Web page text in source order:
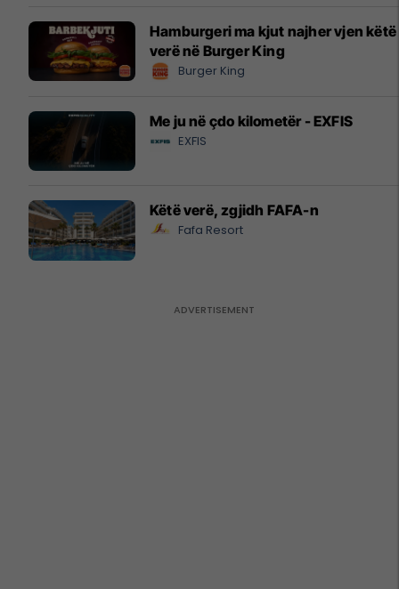
Hamburgeri ma kjut najher vjen këtë
verë në Burger King
Burger King
Me ju në çdo kilometër - EXFIS
EXFIS
Këtë verë, zgjidh FAFA-n
Fafa Resort